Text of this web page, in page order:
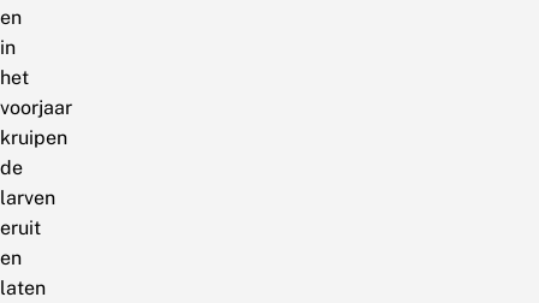
en
in
het
voorjaar
kruipen
de
larven
eruit
en
laten